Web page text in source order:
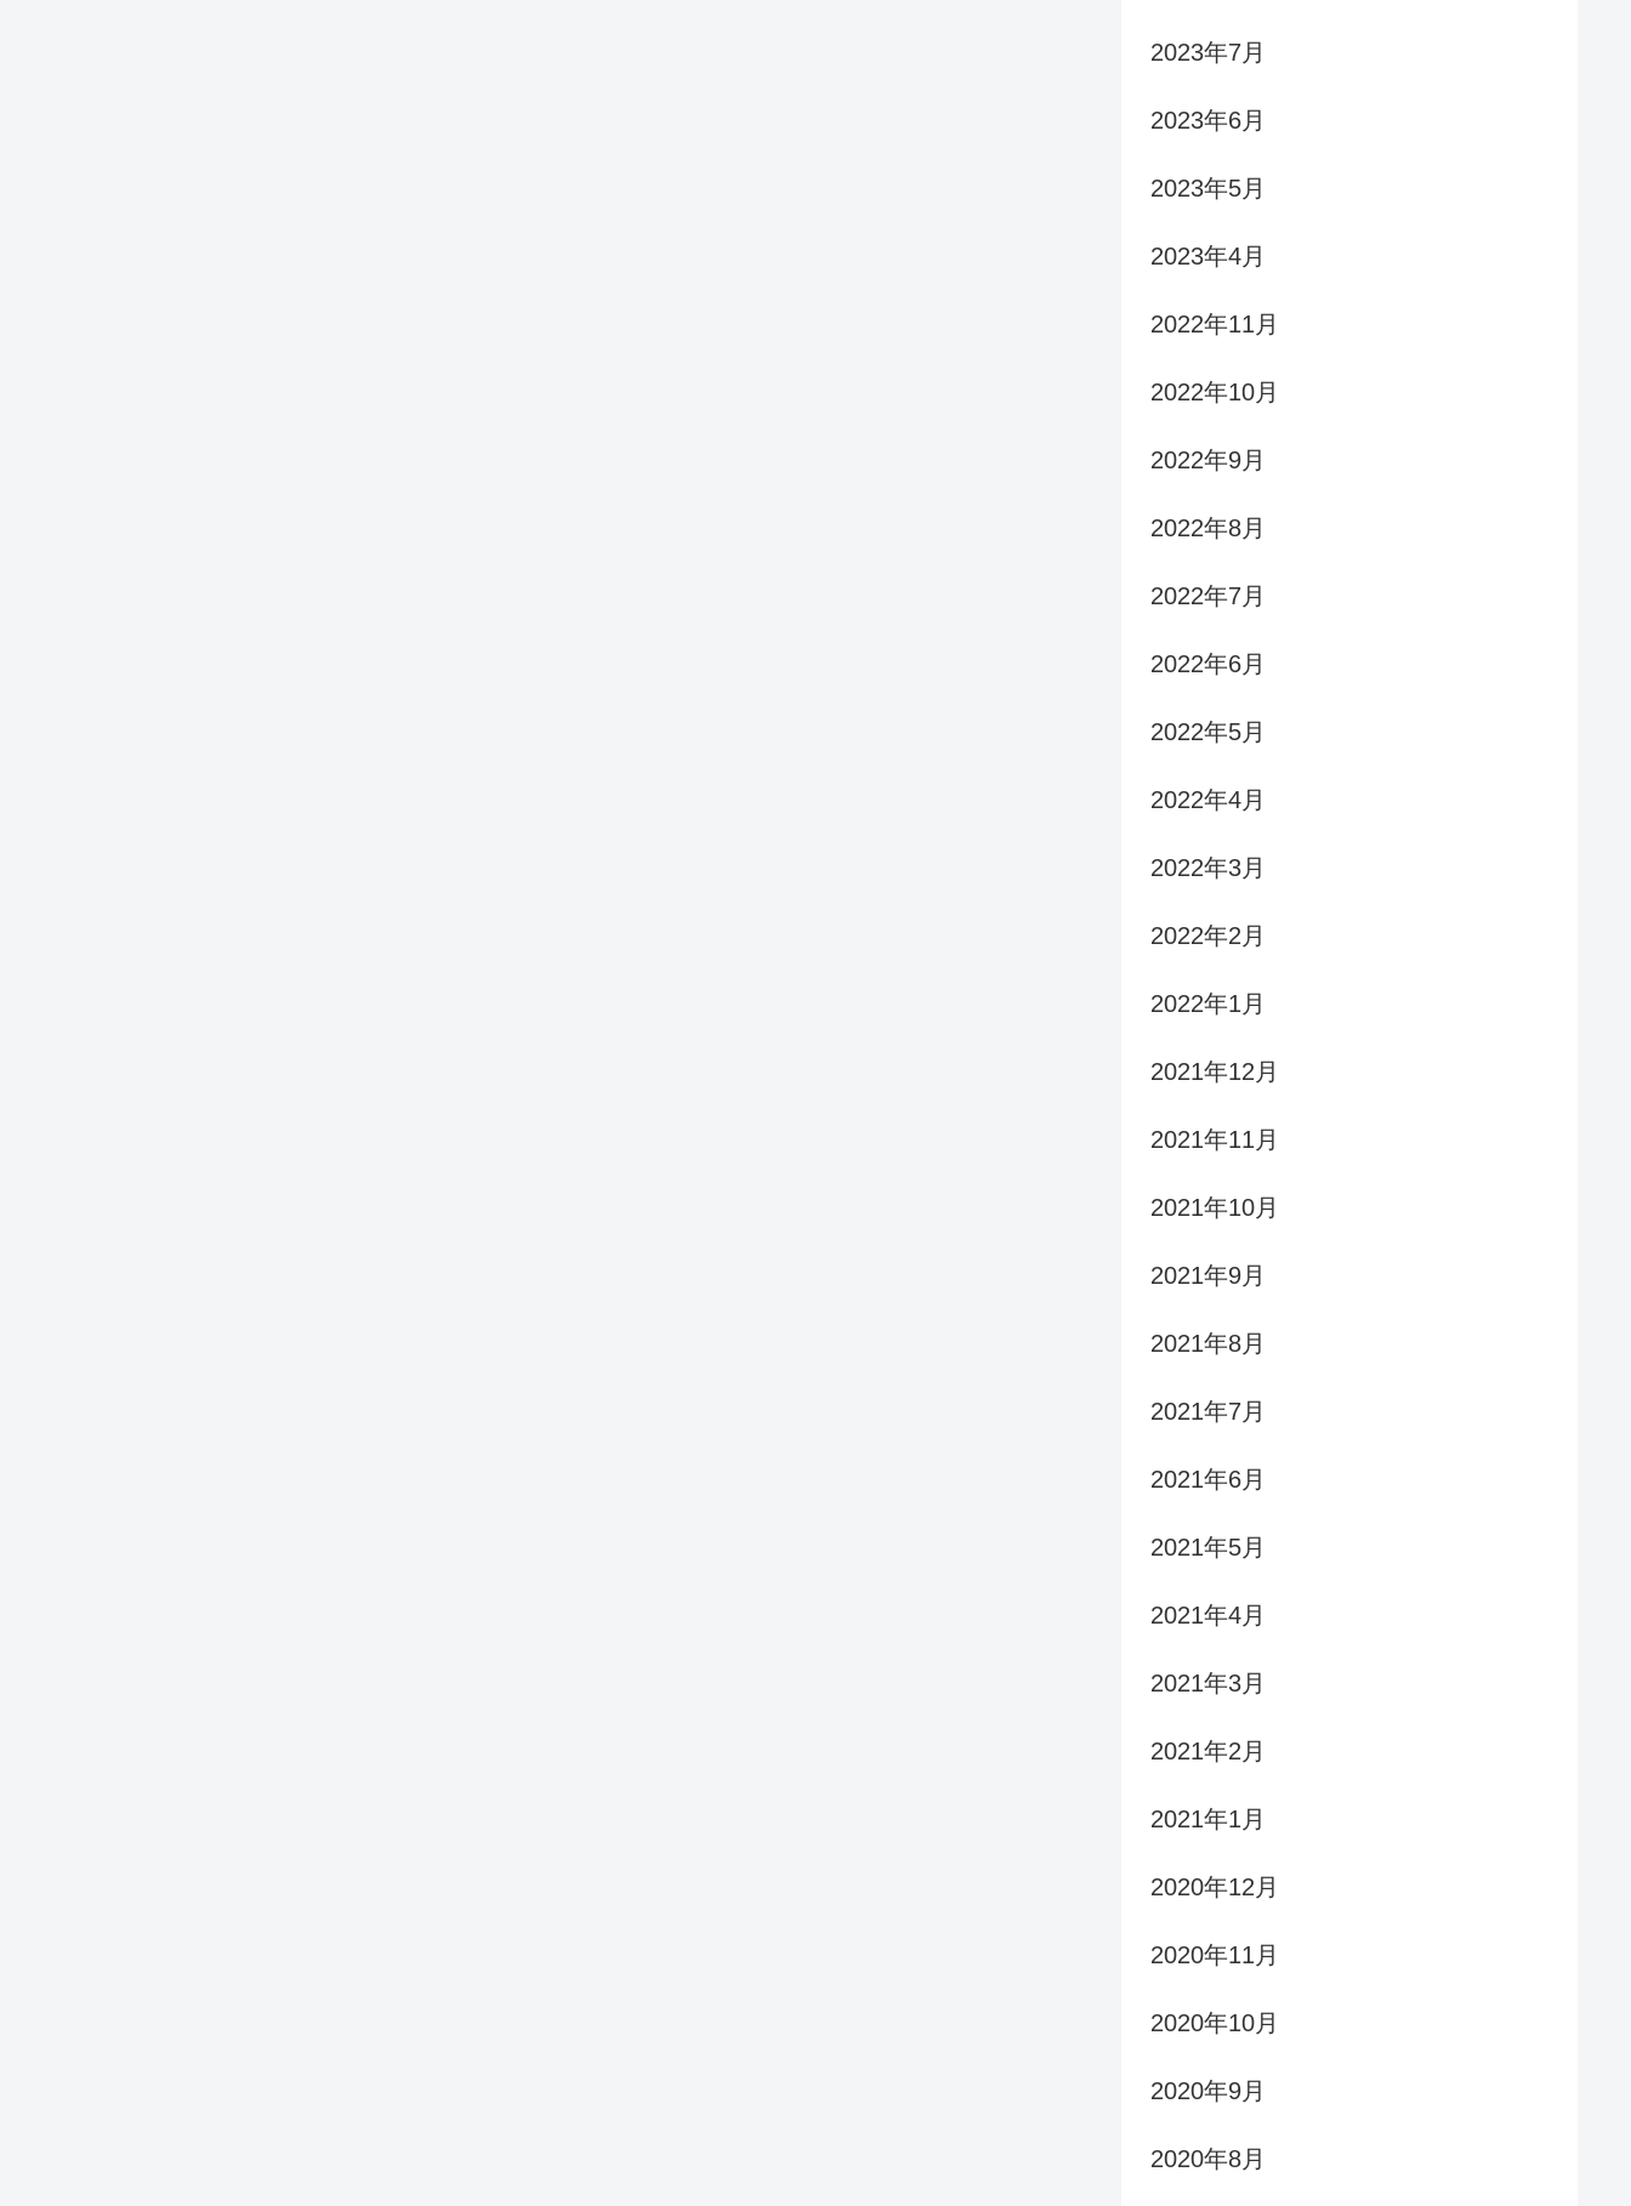
2023年7月
2023年6月
2023年5月
2023年4月
2022年11月
2022年10月
2022年9月
2022年8月
2022年7月
2022年6月
2022年5月
2022年4月
2022年3月
2022年2月
2022年1月
2021年12月
2021年11月
2021年10月
2021年9月
2021年8月
2021年7月
2021年6月
2021年5月
2021年4月
2021年3月
2021年2月
2021年1月
2020年12月
2020年11月
2020年10月
2020年9月
2020年8月